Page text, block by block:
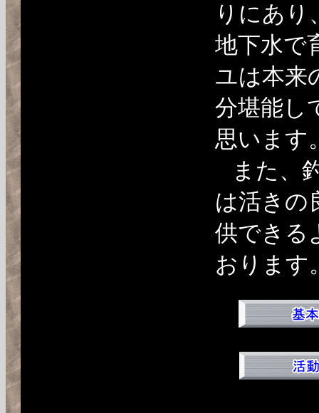
りにあり
地下水で
ユは本来
分堪能し
思います
また、
は活きの
供できる
おります